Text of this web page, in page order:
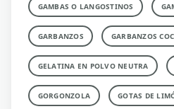
GAMBAS O LANGOSTINOS
GARBANZOS GARBANZOS
GELATINA EN POLVO NEUTRA
GORGONZOLA GOTAS DE